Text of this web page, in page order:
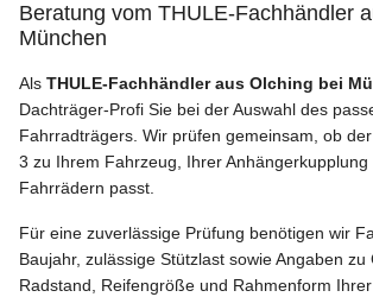
Beratung vom THULE-Fachhändler
München
Als THULE-Fachhändler aus Olching bei
Dachträger-Profi Sie bei der Auswahl des
Fahrradträgers. Wir prüfen gemeinsam, ob
3 zu Ihrem Fahrzeug, Ihrer Anhängerkupplung
Fahrrädern passt.
Für eine zuverlässige Prüfung benötigen wir
Baujahr, zulässige Stützlast sowie Angaben zu
Radstand, Reifengröße und Rahmenform